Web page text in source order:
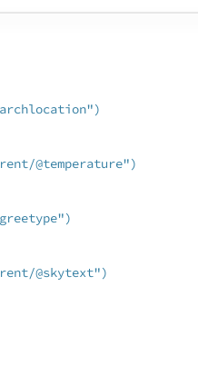
@temperature")
@skytext")